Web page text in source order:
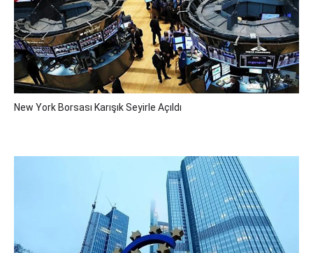
New York Borsası Karışık Seyirle Açıldı